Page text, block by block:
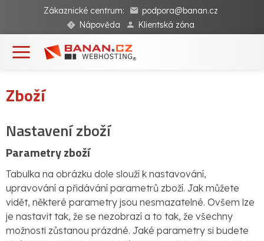
Zákaznické centrum:
podpora@banan.cz
Nápověda
Klientská zóna
Zboží
Nastavení zboží
Parametry zboží
Tabulka na obrázku dole slouží k nastavování,
upravování a přidávání parametrů zboží. Jak můžete
vidět, některé parametry jsou nesmazatelné. Ovšem lze
je nastavit tak, že se nezobrazí a to tak, že všechny
možnosti zůstanou prázdné. Jaké parametry si budete